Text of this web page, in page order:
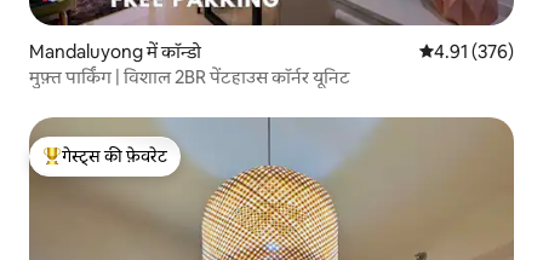
Mandaluyong में कॉन्डो औसत रेटिंग 5 में से
4.91 (376)
मुफ़्त पार्किंग | विशाल 2BR पेंटहाउस कॉर्नर यूनिट
गेस्ट्स का टॉप फ़ेवरेट
गेस्ट्स की फ़ेवरेट